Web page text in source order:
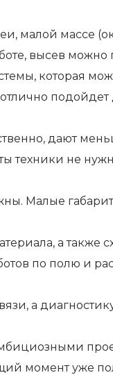
малой массе
высев можно
которая
дают
техники не
Малые
а также
по полю и
а
момент уже